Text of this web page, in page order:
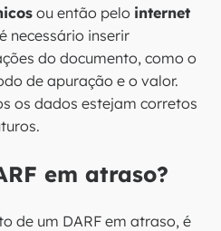
ou então pelo internet
necessário inserir
do documento, como o
de apuração e o valor.
os dados estejam corretos
em atraso?
de um DARF em atraso, é